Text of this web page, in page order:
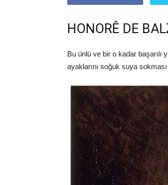
HONORÊ DE
Bu ünlü ve bir o kadar başarılı
ayaklarını soğuk suya